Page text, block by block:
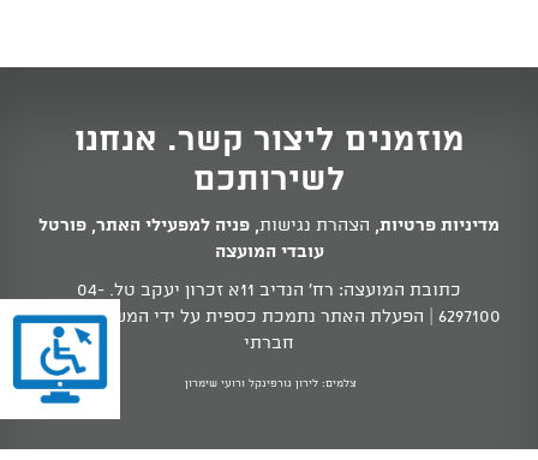
מוזמנים ליצור קשר. אנחנו
לשירותכם
מדיניות פרטיות, הצהרת נגישות, פניה למפעילי האתר, פורטל
עובדי המועצה
כתובת המועצה: רח' הנדיב 11א זכרון יעקב טל.
04-
6297100 | הפעלת האתר נתמכת כספית על ידי המשרד לשוויון
חברתי
צלמים: לירון גורפינקל ורועי שימרון